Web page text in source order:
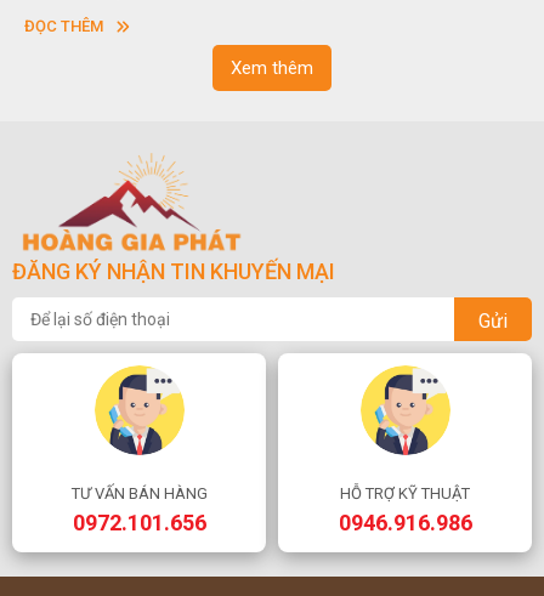
vuông hoặc hình chữ nhật và có độ dày khác nhau.
ĐỌC THÊM
Xem thêm
ĐĂNG KÝ NHẬN TIN KHUYẾN MẠI
Gửi
TƯ VẤN BÁN HÀNG
0972.101.656
HỖ TRỢ KỸ THUẬT
0946.916.986